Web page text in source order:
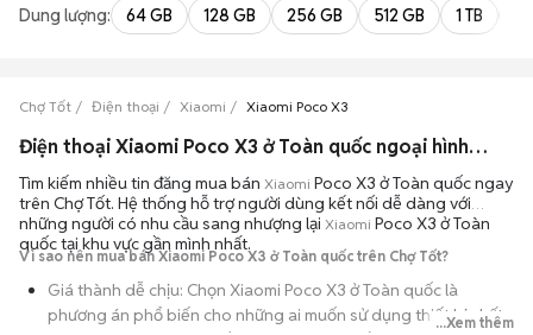
Dung lượng: 64 GB 128 GB 256 GB 512 GB 1 TB
Chợ Tốt Điện thoại Xiaomi Xiaomi Poco X3
Điện thoại Xiaomi Poco X3 ở Toàn quốc ngoại hình đẹp
Tìm kiếm nhiều tin đăng mua bán Xiaomi Poco X3 ở Toàn quốc ngay
trên Chợ Tốt. Hệ thống hỗ trợ người dùng kết nối dễ dàng với
những người có nhu cầu sang nhượng lại Xiaomi Poco X3 ở Toàn
quốc tại khu vực gần mình nhất.
Vì sao nên mua bán Xiaomi Poco X3 ở Toàn quốc trên Chợ Tốt?
Giá thành dễ chịu: Chọn Xiaomi Poco X3 ở Toàn quốc là
phương án phổ biến cho những ai muốn sử dụng thiết bị chất
...Xem thêm